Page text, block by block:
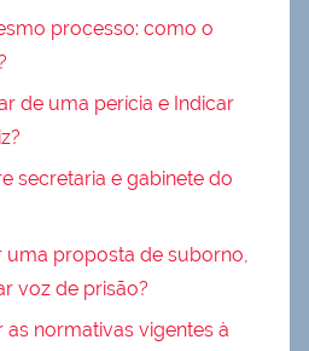
processo: como o
de uma perícia e Indicar
secretaria e gabinete do
uma proposta de suborno,
voz de prisão?
as normativas vigentes à